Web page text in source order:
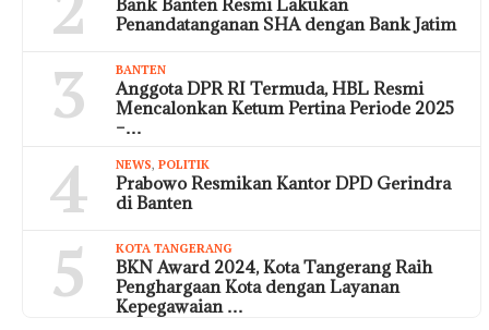
Bank Banten Resmi Lakukan
Penandatanganan SHA dengan Bank Jatim
3 BANTEN
Anggota DPR RI Termuda, HBL Resmi
Mencalonkan Ketum Pertina Periode 2025
–…
4 NEWS, POLITIK
Prabowo Resmikan Kantor DPD Gerindra
di Banten
5 KOTA TANGERANG
BKN Award 2024, Kota Tangerang Raih
Penghargaan Kota dengan Layanan
Kepegawaian …